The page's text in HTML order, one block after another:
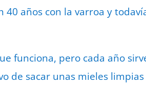
años con la varroa y
funciona, pero cada año
de sacar unas mieles